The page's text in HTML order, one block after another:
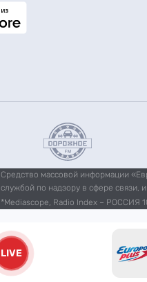
Средство массовой информации
службой по надзору в сфере связи,
*Mediascope, Radio Index – РОССИЯ
LIVE